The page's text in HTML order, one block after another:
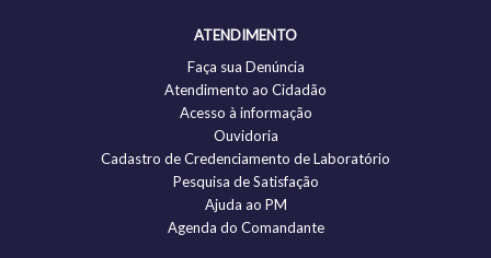
ATENDIMENTO
Faça sua Denúncia
Atendimento ao Cidadão
Acesso à informação
Ouvidoria
Cadastro de Credenciamento de Laboratório
Pesquisa de Satisfação
Ajuda ao PM
Agenda do Comandante